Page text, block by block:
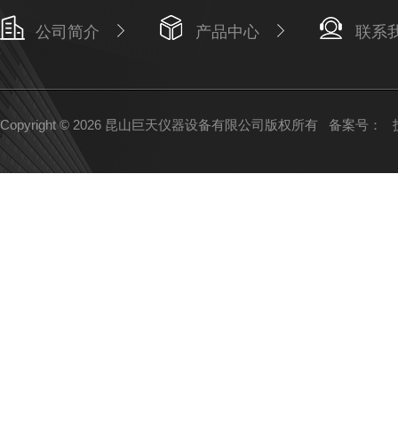
公司简介 产品中心 联系
Copyright © 2026 昆山巨天仪器设备有限公司版权所有 备案号：